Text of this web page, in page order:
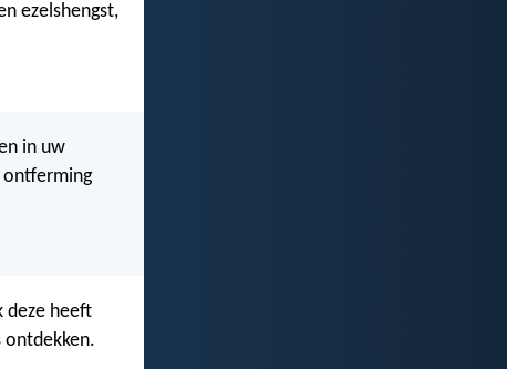
ezelshengst,
in uw
ontferming
deze heeft
ontdekken.